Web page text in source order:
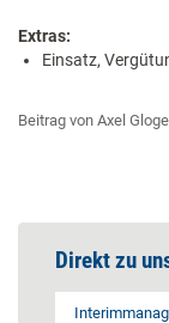
Extras:
Einsatz,
Beitrag von Axel
Direkt zu